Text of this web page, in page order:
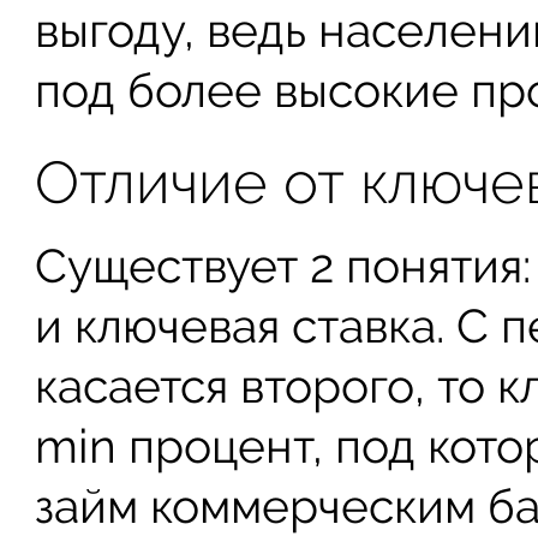
выгоду, ведь
под более высокие
Отличие от
Существует 2
и ключевая ставка. С
касается второго, то
min процент, под
займ коммерческим